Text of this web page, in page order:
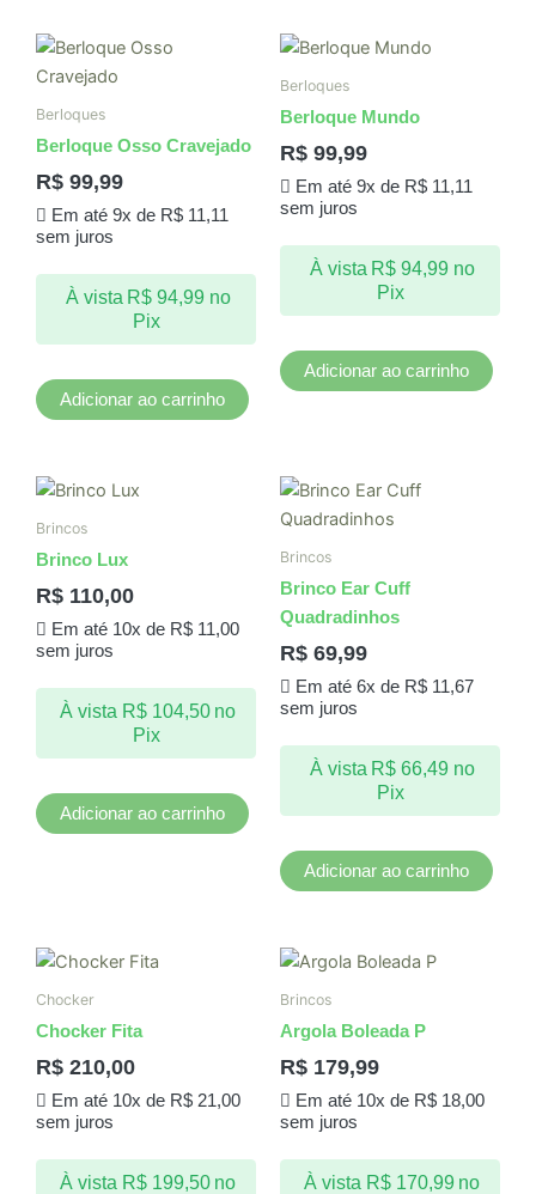
Berloques
Berloque Osso Cravejado
R$ 99,99
Em até 9x de R$11,11
sem juros
À vista R$ 94,99 no
Pix
Adicionar ao carrinho
Berloques
Berloque Mundo
R$ 99,99
Em até 9x de R$11,11
sem juros
À vista R$ 94,99 no
Pix
Adicionar ao carrinho
Brincos
Brinco Lux
R$ 110,00
Em até 10x de R$11,00
sem juros
À vista R$104,50 no
Pix
Adicionar ao carrinho
Brincos
Brinco Ear Cuff
Quadradinhos
R$ 69,99
Em até 6x de R$11,67
sem juros
À vista R$ 66,49 no
Pix
Adicionar ao carrinho
Chocker
Chocker Fita
R$ 210,00
Em até 10x de R$21,00
sem juros
À vista R$199,50 no
Brincos
Argola Boleada P
R$ 179,99
Em até 10x de R$18,00
sem juros
À vista R$170,99 no